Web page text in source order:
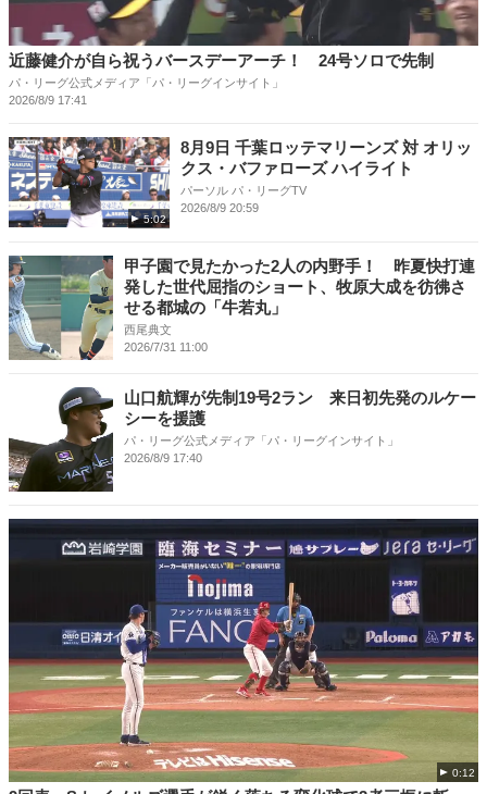
近藤健介が自ら祝うバースデーアーチ！ 24号ソロで先制
パ・リーグ公式メディア「パ・リーグインサイト」
2026/8/9 17:41
5:02
8月9日 千葉ロッテマリーンズ 対 オリッ
クス・バファローズ ハイライト
パーソル パ・リーグTV
2026/8/9 20:59
甲子園で見たかった2人の内野手！ 昨夏快打連
発した世代屈指のショート、牧原大成を彷彿さ
せる都城の「牛若丸」
西尾典文
2026/7/31 11:00
山口航輝が先制19号2ラン 来日初先発のルケー
シーを援護
パ・リーグ公式メディア「パ・リーグインサイト」
2026/8/9 17:40
0:12